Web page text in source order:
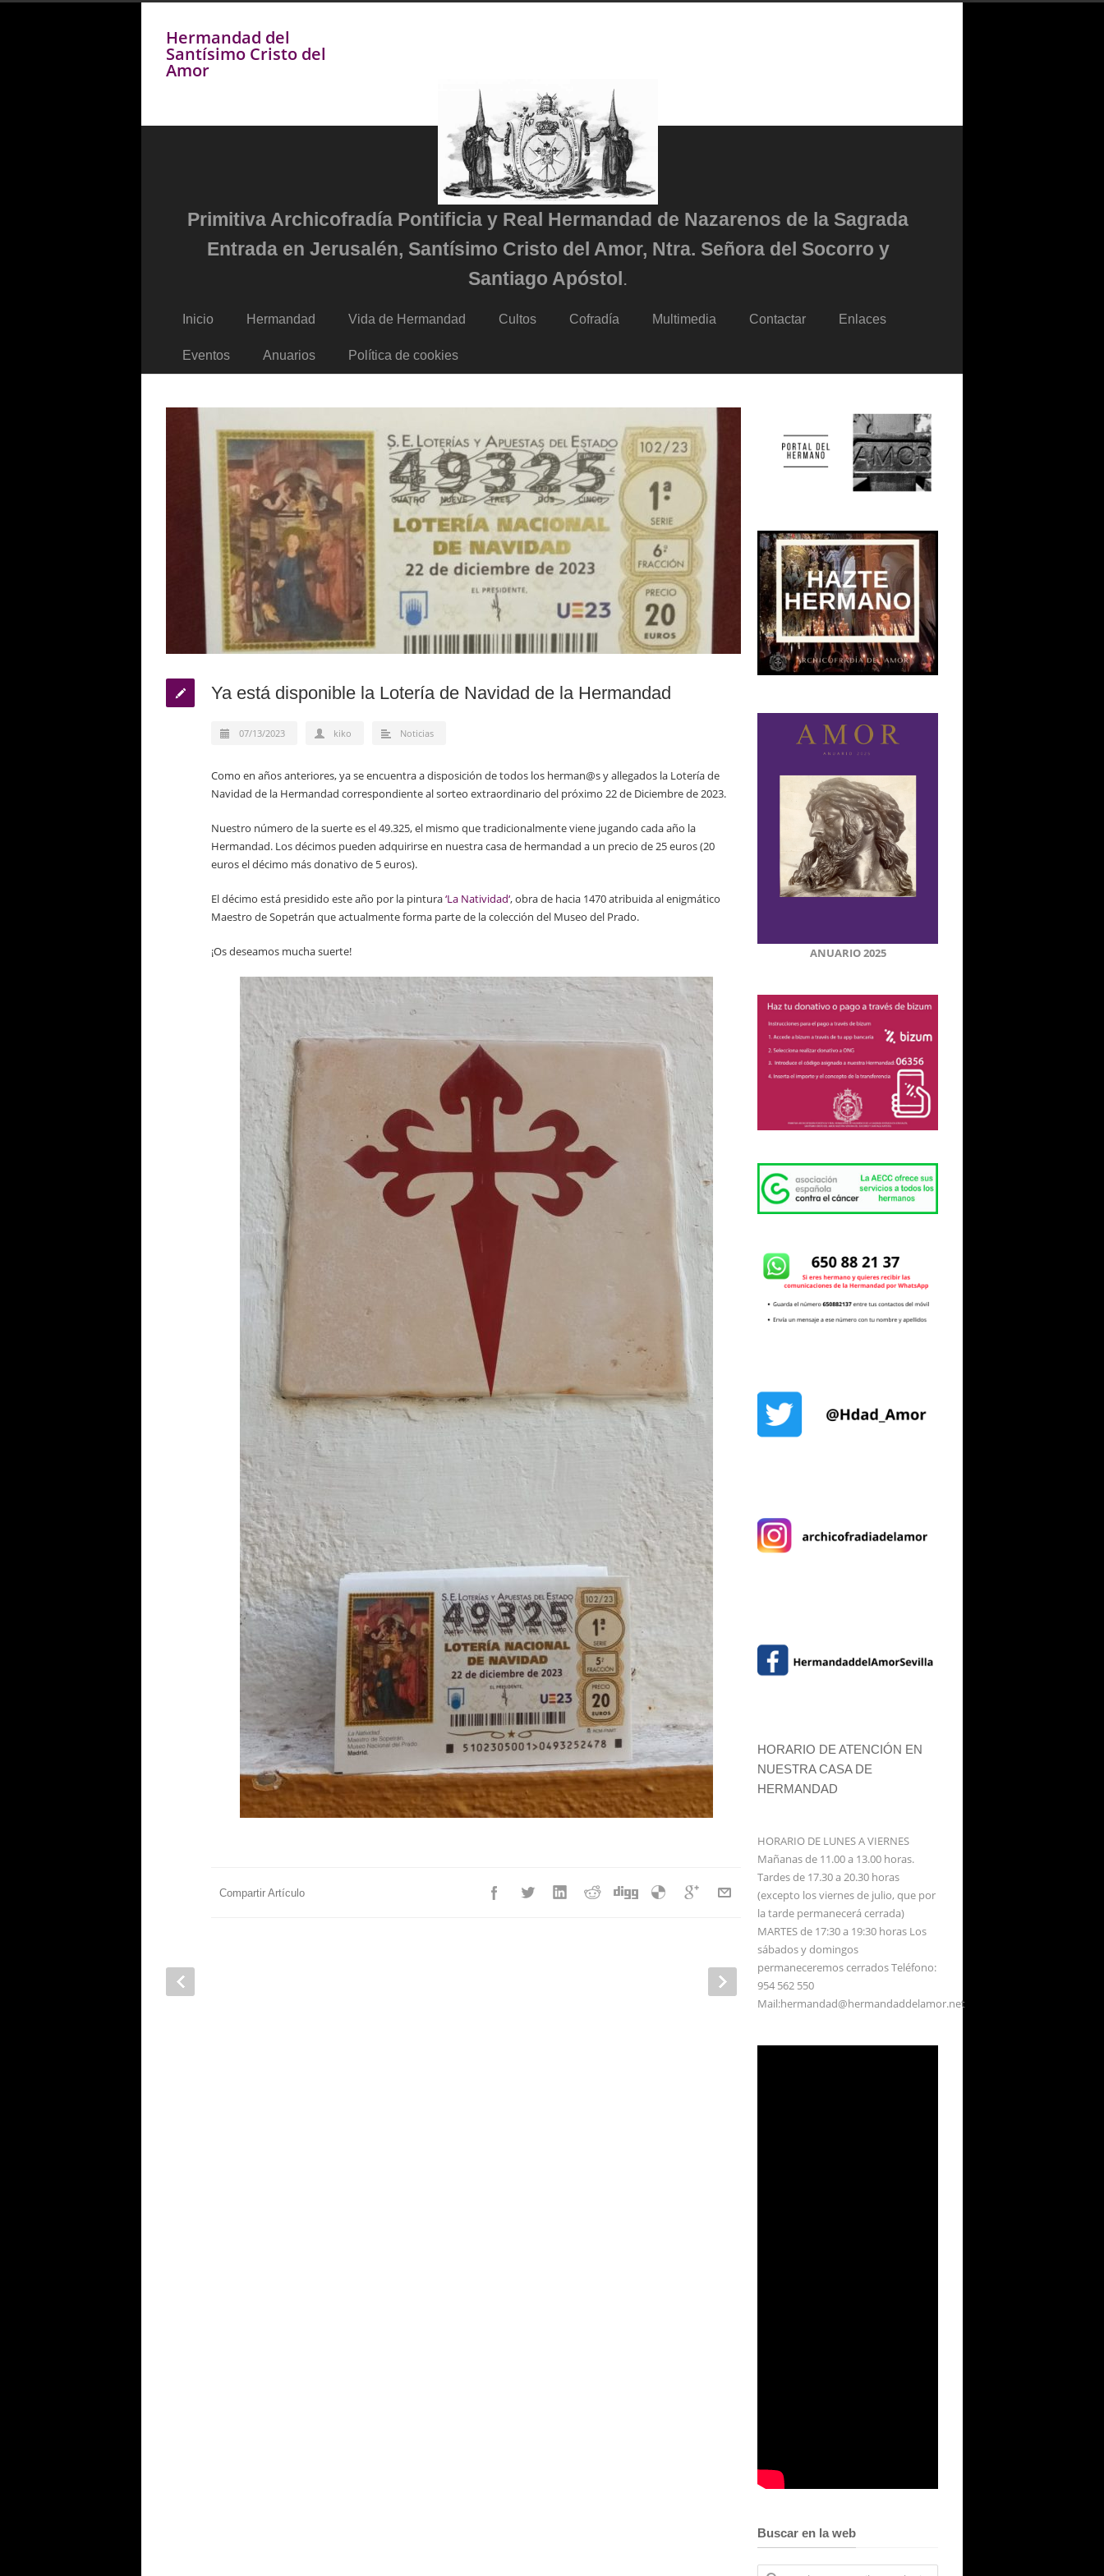
Hermandad del
Santísimo Cristo del
Amor
Primitiva Archicofradía Pontificia y Real Hermandad de Nazarenos de la Sagrada
Entrada en Jerusalén, Santísimo Cristo del Amor, Ntra. Señora del Socorro y
Santiago Apóstol.
Inicio Hermandad Vida de Hermandad Cultos Cofradía Multimedia Contactar Enlaces
Eventos Anuarios Política de cookies
Ya está disponible la Lotería de Navidad de la Hermandad
07/13/2023 kiko Noticias
Como en años anteriores, ya se encuentra a disposición de todos los herman@s y allegados la Lotería de
Navidad de la Hermandad correspondiente al sorteo extraordinario del próximo 22 de Diciembre de 2023.
Nuestro número de la suerte es el 49.325, el mismo que tradicionalmente viene jugando cada año la
Hermandad. Los décimos pueden adquirirse en nuestra casa de hermandad a un precio de 25 euros (20
euros el décimo más donativo de 5 euros).
El décimo está presidido este año por la pintura‘La Natividad‘, obra de hacia 1470 atribuida al enigmático
Maestro de Sopetrán que actualmente forma parte de la colección del Museo del Prado.
¡Os deseamos mucha suerte!
Compartir Artículo
ANUARIO 2025
HORARIO DE ATENCIÓN EN
NUESTRA CASA DE
HERMANDAD
HORARIO DE LUNES A VIERNES
Mañanas de 11.00 a 13.00 horas.
Tardes de 17.30 a 20.30 horas
(excepto los viernes de julio, que por
la tarde permanecerá cerrada)
MARTES de 17:30 a 19:30 horas Los
sábados y domingos
permaneceremos cerrados Teléfono:
954 562 550
Mail:hermandad@hermandaddelamor.net
Buscar en la web